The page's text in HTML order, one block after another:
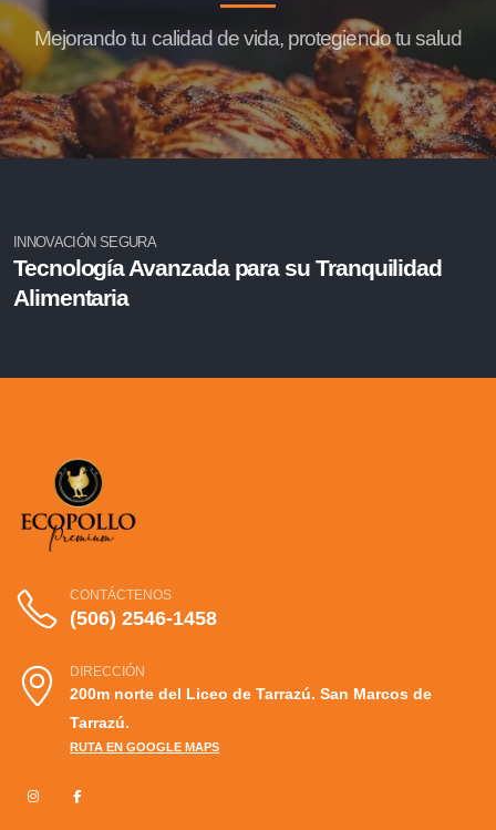
Mejorando tu calidad de vida, protegiendo tu salud
INNOVACIÓN SEGURA
Tecnología Avanzada para su Tranquilidad
Alimentaria
CONTÁCTENOS
(506) 2546-1458
DIRECCIÓN
200m norte del Liceo de Tarrazú. San Marcos de
Tarrazú.
RUTA EN GOOGLE MAPS